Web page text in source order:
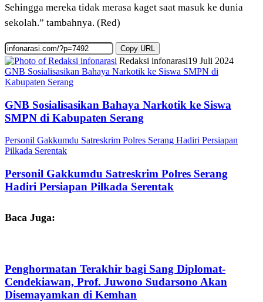
Sehingga mereka tidak merasa kaget saat masuk ke dunia
sekolah.” tambahnya. (Red)
Copy URL
Redaksi infonarasi19 Juli 2024
GNB Sosialisasikan Bahaya Narkotik ke Siswa SMPN di
Kabupaten Serang
GNB Sosialisasikan Bahaya Narkotik ke Siswa
SMPN di Kabupaten Serang
Personil Gakkumdu Satreskrim Polres Serang Hadiri Persiapan
Pilkada Serentak
Personil Gakkumdu Satreskrim Polres Serang
Hadiri Persiapan Pilkada Serentak
Baca Juga:
Penghormatan Terakhir bagi Sang Diplomat-
Cendekiawan, Prof. Juwono Sudarsono Akan
Disemayamkan di Kemhan